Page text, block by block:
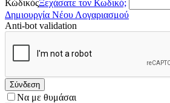
ΚώδικόςΞεχάσατε τον Κωδικό;
Δημιουργία Νέου Λογαριασμού
Anti-bot validation
Σύνδεση
Να με θυμάσαι